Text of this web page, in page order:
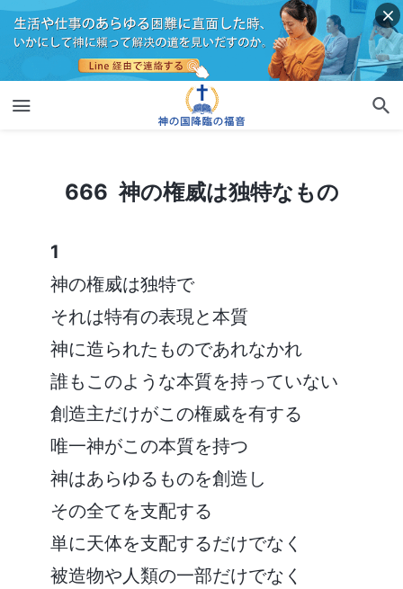
666 神の権威は独特なもの
1
神の権威は独特で
それは特有の表現と本質
神に造られたものであれなかれ
誰もこのような本質を持っていない
創造主だけがこの権威を有する
唯一神がこの本質を持つ
神はあらゆるものを創造し
その全てを支配する
単に天体を支配するだけでなく
被造物や人類の一部だけでなく